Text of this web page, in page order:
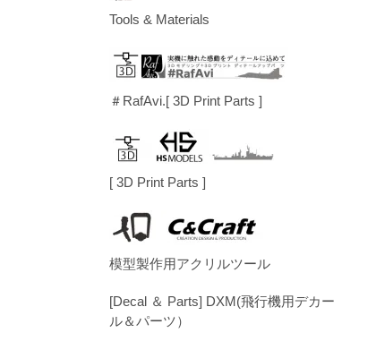
Tools & Materials
＃RafAvi.[ 3D Print Parts ]
[ 3D Print Parts ]
模型製作用アクリルツール
[Decal ＆ Parts] DXM(飛行機用デカー
ル＆パーツ）